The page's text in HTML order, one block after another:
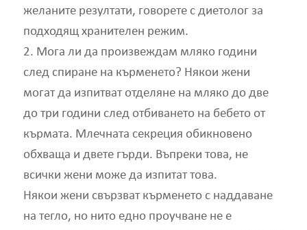
желаните резултати, говорете с диетолог за
подходящ хранителен режим.
2. Мога ли да произвеждам мляко години
след спиране на кърменето? Някои жени
могат да изпитват отделяне на мляко до две
до три години след отбиването на бебето от
кърмата. Млечната секреция обикновено
обхваща и двете гърди. Въпреки това, не
всички жени може да изпитат това.
Някои жени свързват кърменето с наддаване
на тегло, но нито едно проучване не е